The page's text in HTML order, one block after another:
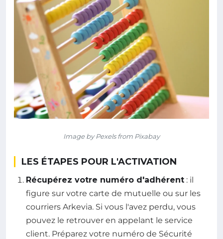
Image by Pexels from Pixabay
LES ÉTAPES POUR L'ACTIVATION
Récupérez votre numéro d'adhérent : il
figure sur votre carte de mutuelle ou sur les
courriers Arkevia. Si vous l'avez perdu, vous
pouvez le retrouver en appelant le service
client. Préparez votre numéro de Sécurité